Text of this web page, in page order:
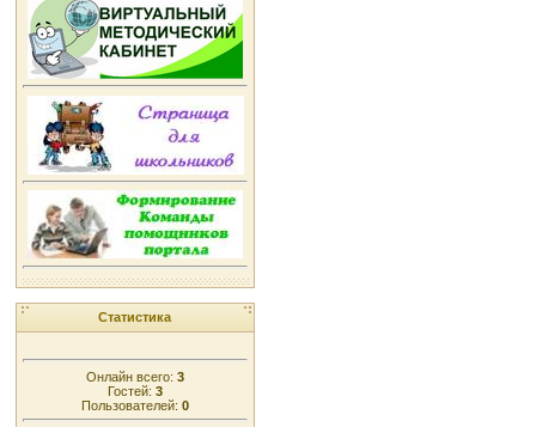
Статистика
Онлайн всего: 3
Гостей: 3
Пользователей: 0